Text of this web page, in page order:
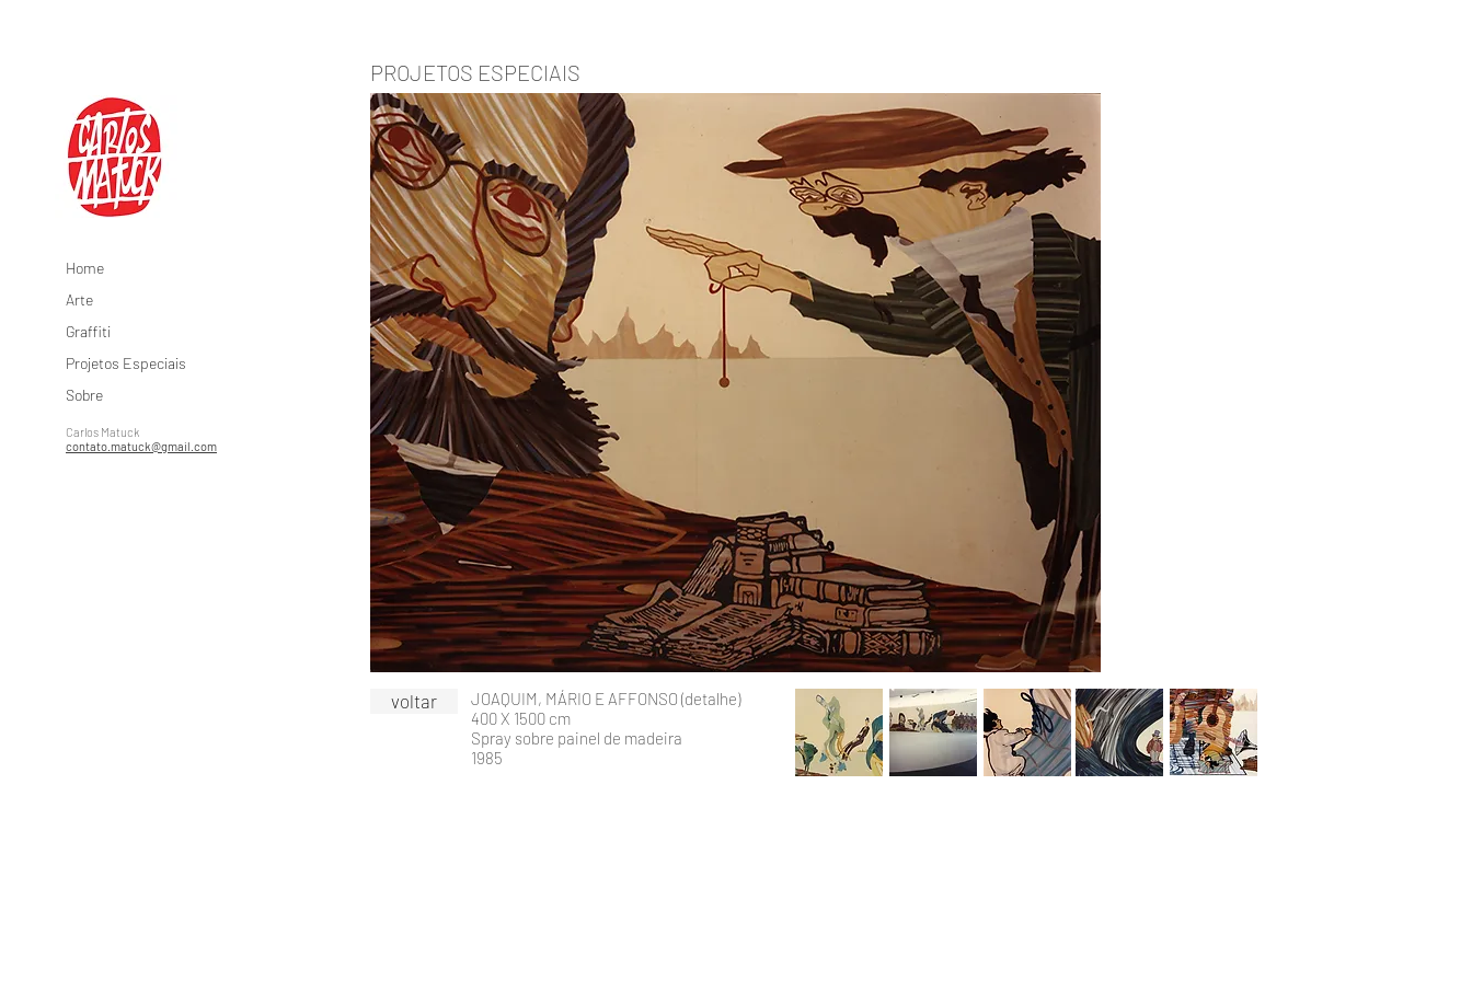
PROJETOS ESPECIAIS
Home
Arte
Graffiti
Projetos Especiais
Sobre
Carlos Matuck
contato.matuck@gmail.com
voltar
JOAQUIM, MÁRIO E AFFONSO (detalhe)
400 X 1500 cm
Spray sobre painel de madeira
1985